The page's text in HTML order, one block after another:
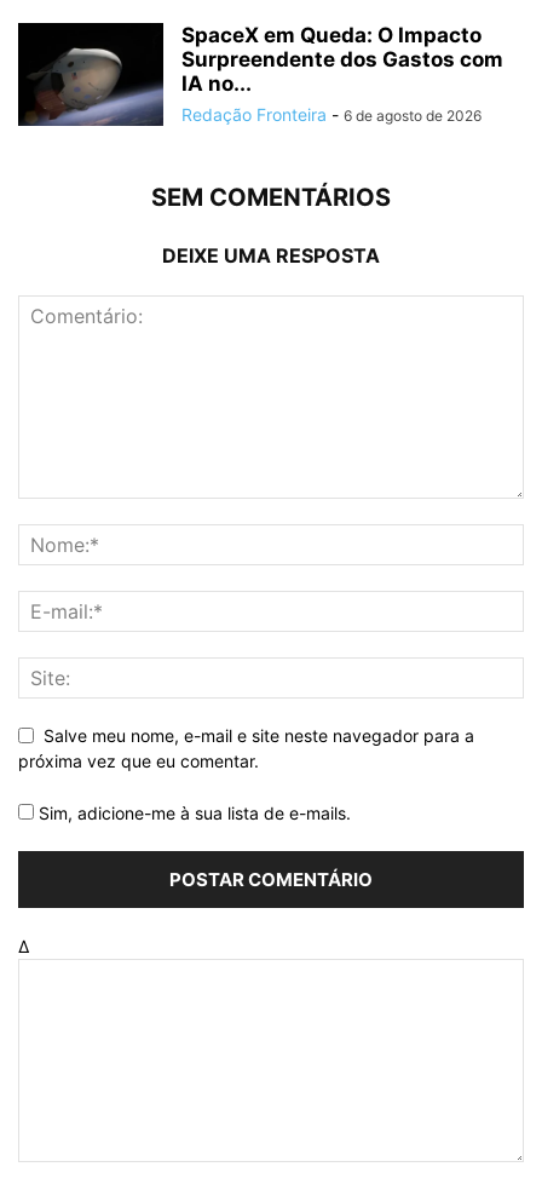
SpaceX em Queda: O Impacto
Surpreendente dos Gastos com
IA no...
Redação Fronteira - 6 de agosto de 2026
SEM COMENTÁRIOS
DEIXE UMA RESPOSTA
Salve meu nome, e-mail e site neste navegador para a
próxima vez que eu comentar.
Sim, adicione-me à sua lista de e-mails.
Δ